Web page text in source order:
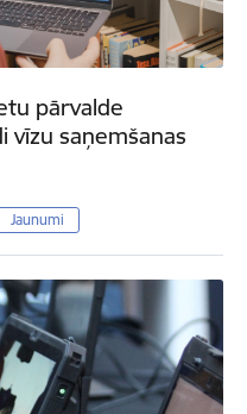
pārvalde
vīzu saņemšanas
Jaunumi